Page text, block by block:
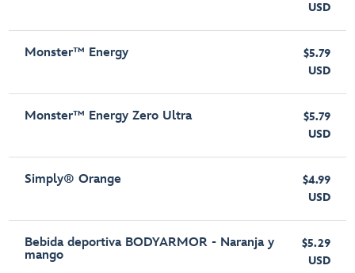
USD
Monster™ Energy
$5.79
USD
Monster™ Energy Zero Ultra
$5.79
USD
Simply® Orange
$4.99
USD
Bebida deportiva BODYARMOR - Naranja y
mango
$5.29
USD